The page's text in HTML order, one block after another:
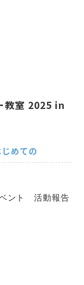
教室 2025 in
じめての